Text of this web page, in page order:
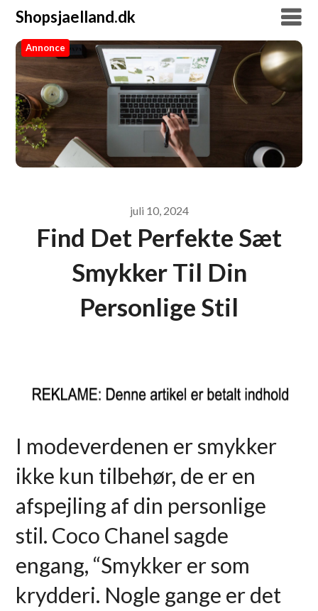
Shopsjaelland.dk
Shopsjaelland.dk
Annonce
juli 10, 2024
Find Det Perfekte Sæt
Smykker Til Din
Personlige Stil
I modeverdenen er smykker
ikke kun tilbehør, de er en
afspejling af din personlige
stil. Coco Chanel sagde
engang, “Smykker er som
krydderi. Nogle gange er det